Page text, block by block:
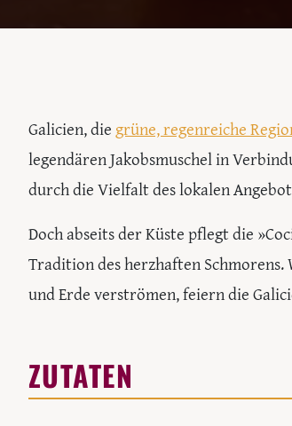
Galicien, diegrüne, regenreiche
legendären Jakobsmuschel in
durch die Vielfalt des lokalen
Doch abseits der Küste pflegt die
Tradition des herzhaften
und Erde verströmen, feiern die
ZUTATEN